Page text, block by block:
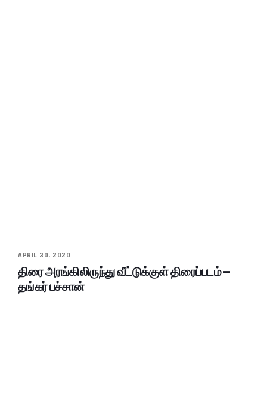
APRIL 30, 2020
திரை அரங்கிலிருந்து வீட்டுக்குள் திரைப்படம் –
தங்கர் பச்சான்